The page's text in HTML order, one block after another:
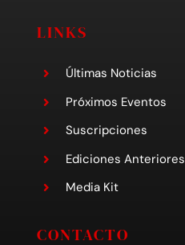
LINKS
Últimas Noticias
Próximos Eventos
Suscripciones
Ediciones Anteriores
Media Kit
CONTACTO